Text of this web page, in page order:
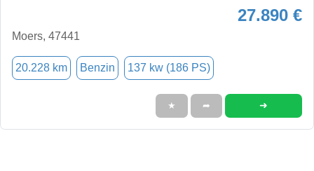
27.890 €
Moers, 47441
20.228 km Benzin 137 kw (186 PS)
★ ➦ ➜